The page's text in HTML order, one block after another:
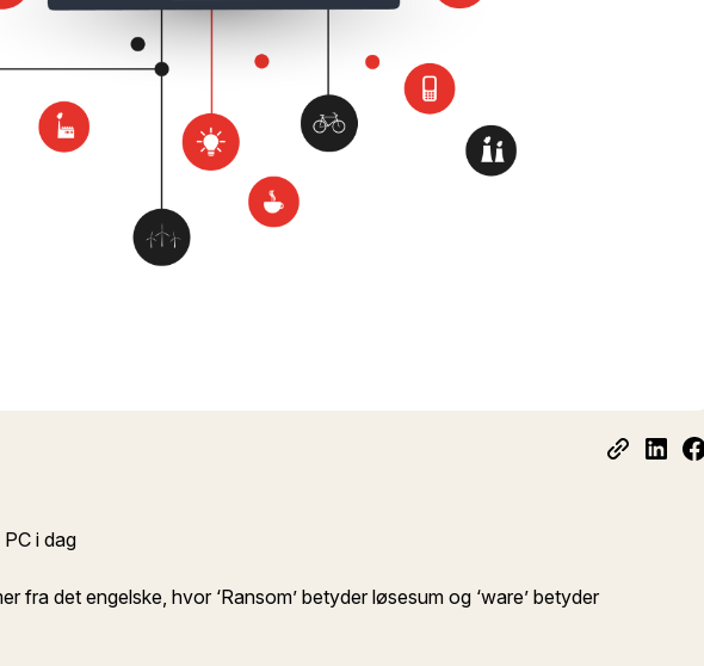
i dag
fra det engelske, hvor ‘Ransom’ betyder løsesum og ‘ware’ betyder